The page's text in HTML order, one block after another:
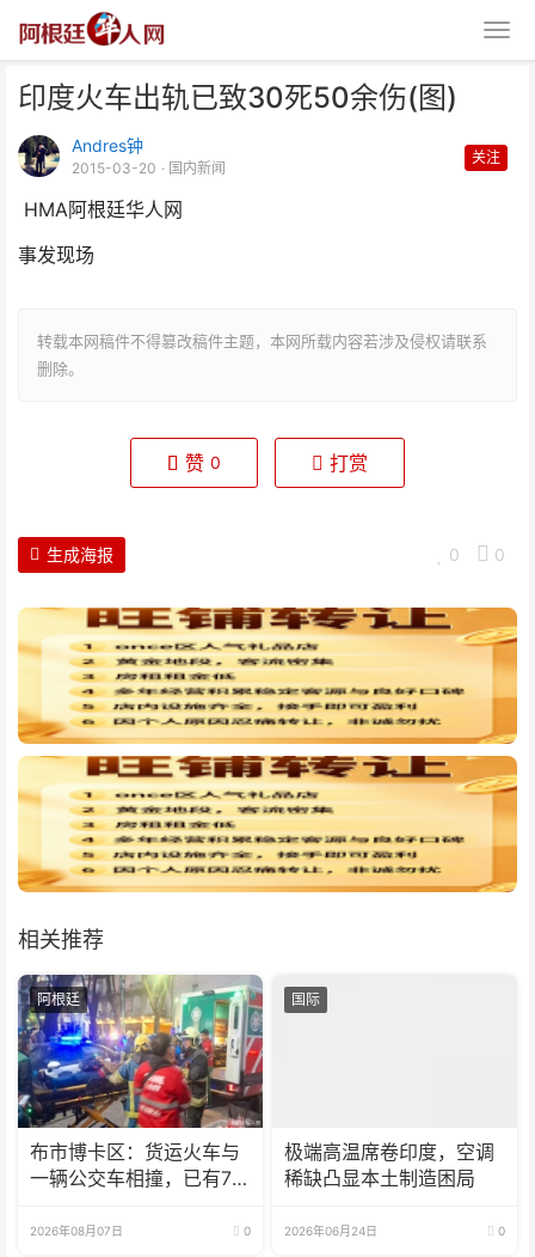
印度火车出轨已致30死50余伤(图)
Andres钟
2015-03-20 · 国内新闻
关注
HMA阿根廷华人网
事发现场
转载本网稿件不得篡改稿件主题，本网所载内容若涉及侵权请联系
删除。
印度火车出轨已致30死50余伤
赞 0 打赏
0 0
生成海报
相关推荐
阿根廷
布市博卡区：货运火车与
一辆公交车相撞，已有7
2026年08月07日 0
国际
极端高温席卷印度，空调
稀缺凸显本土制造困局
2026年06月24日 0